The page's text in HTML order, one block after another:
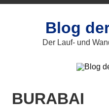
Zum
Blog
Der Lauf- und
BURABAI